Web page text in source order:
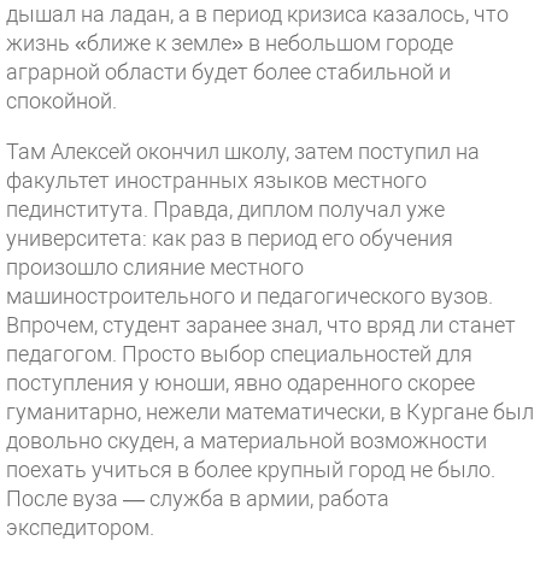
дышал на ладан, а в период кризиса казалось, что
жизнь «ближе к земле» в небольшом городе
аграрной области будет более стабильной и
спокойной.
Там Алексей окончил школу, затем поступил на
факультет иностранных языков местного
пединститута. Правда, диплом получал уже
университета: как раз в период его обучения
произошло слияние местного
машиностроительного и педагогического вузов.
Впрочем, студент заранее знал, что вряд ли станет
педагогом. Просто выбор специальностей для
поступления у юноши, явно одаренного скорее
гуманитарно, нежели математически, в Кургане был
довольно скуден, а материальной возможности
поехать учиться в более крупный город не было.
После вуза — служба в армии, работа
экспедитором.